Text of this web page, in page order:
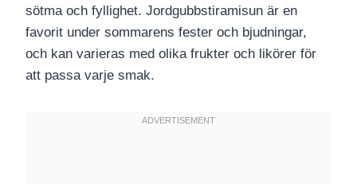
sötma och fyllighet. Jordgubbstiramisun är en
favorit under sommarens fester och bjudningar,
och kan varieras med olika frukter och likörer för
att passa varje smak.